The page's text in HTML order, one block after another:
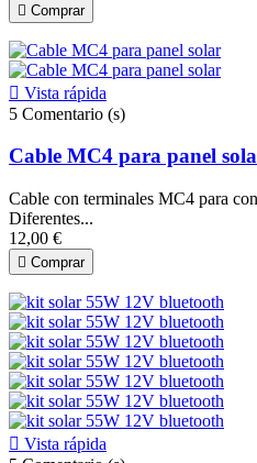
 Comprar
 Vista rápida
5 Comentario (s)
Cable MC4 para panel
Cable con terminales MC4 para
Diferentes...
12,00 €
 Comprar
 Vista rápida